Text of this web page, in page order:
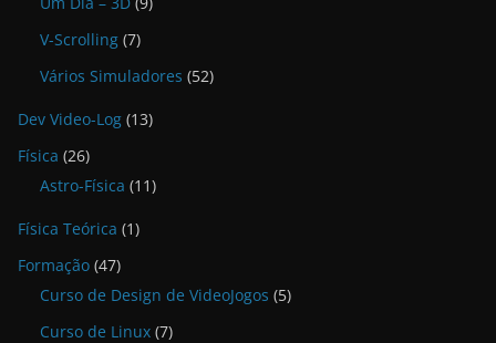
V-Scrolling (7)
Vários Simuladores (52)
Dev Video-Log (13)
Física (26)
Astro-Física (11)
Física Teórica (1)
Formação (47)
Curso de Design de VideoJogos (5)
Curso de Linux (7)